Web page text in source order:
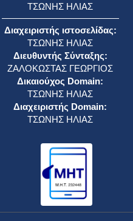
ΤΣΩΝΗΣ ΗΛΙΑΣ
Διαχειριστής ιστοσελίδας:
ΤΣΩΝΗΣ ΗΛΙΑΣ
Διευθυντής Σύνταξης:
ΖΑΛΟΚΩΣΤΑΣ ΓΕΩΡΓΙΟΣ
Δικαιούχος Domain:
ΤΣΩΝΗΣ ΗΛΙΑΣ
Διαχειριστής Domain:
ΤΣΩΝΗΣ ΗΛΙΑΣ